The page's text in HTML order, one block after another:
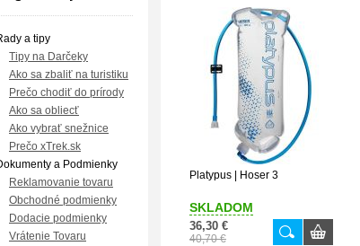
a tipy
Tipy na Darčeky
Ako sa zbaliť na turistiku
Prečo chodiť do prírody
Ako sa obliecť
Ako vybrať snežnice
Prečo xTrek.sk
a Podmienky
Reklamovanie tovaru
Obchodné podmienky
Dodacie podmienky
Vrátenie Tovaru
Platypus | Hoser 3
SKLADOM
36,30 €
40,70 €